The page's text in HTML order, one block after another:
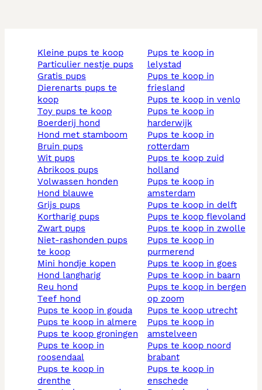
kleine pups te koop
particulier nestje pups
gratis pups
dierenarts pups te
koop
toy pups te koop
boerderij hond
hond met stamboom
bruin pups
wit pups
abrikoos pups
volwassen honden
hond blauwe
grijs pups
kortharig pups
zwart pups
niet-rashonden pups
te koop
mini hondje kopen
hond langharig
reu hond
teef hond
pups te koop in gouda
pups te koop in almere
pups te koop groningen
pups te koop in
roosendaal
pups te koop in
drenthe
pups te koop in
lelystad
pups te koop in
friesland
pups te koop in venlo
pups te koop in
harderwijk
pups te koop in
rotterdam
pups te koop zuid
holland
pups te koop in
amsterdam
pups te koop in delft
pups te koop flevoland
pups te koop in zwolle
pups te koop in
purmerend
pups te koop in goes
pups te koop in baarn
pups te koop in bergen
op zoom
pups te koop utrecht
pups te koop in
amstelveen
pups te koop noord
brabant
pups te koop in
enschede